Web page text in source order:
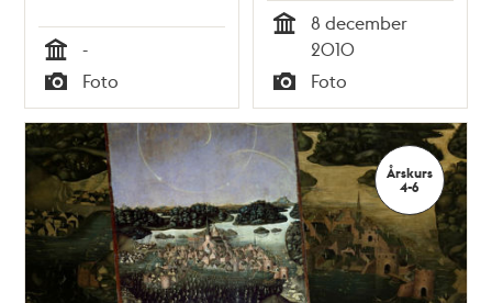
Tid
-
Typ
Foto
8 december
2010
Typ
Foto
Årskurs
4-6